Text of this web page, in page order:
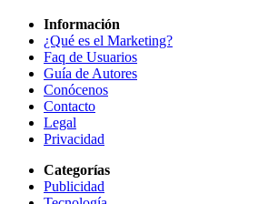
Información
¿Qué es el Marketing?
Faq de Usuarios
Guía de Autores
Conócenos
Contacto
Legal
Privacidad
Categorías
Publicidad